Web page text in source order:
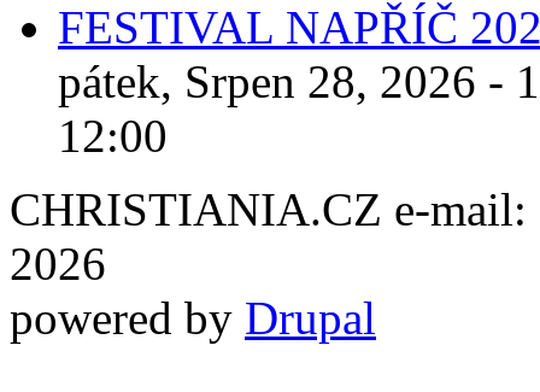
FESTIVAL NAPŘÍČ
pátek, Srpen 28, 2026 -
12:00
CHRISTIANIA.CZ e-mail:
2026
powered by Drupal